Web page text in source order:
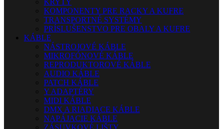
KRYTY
KOMPONENTY PRE RACKY A KUFRE
TRANSPORTNÉ SYSTÉMY
PRÍSLUŠENSTVO PRE OBALY A KUFRE
KÁBLE
NÁSTROJOVÉ KÁBLE
MIKROFÓNOVÉ KÁBLE
REPRODUKTOROVÉ KÁBLE
AUDIO KÁBLE
PATCH KÁBLE
Y ADAPTÉRY
MIDI KÁBLE
DMX A RIADIACE KÁBLE
NAPÁJACIE KÁBLE
ZÁSUVKOVÉ LIŠTY